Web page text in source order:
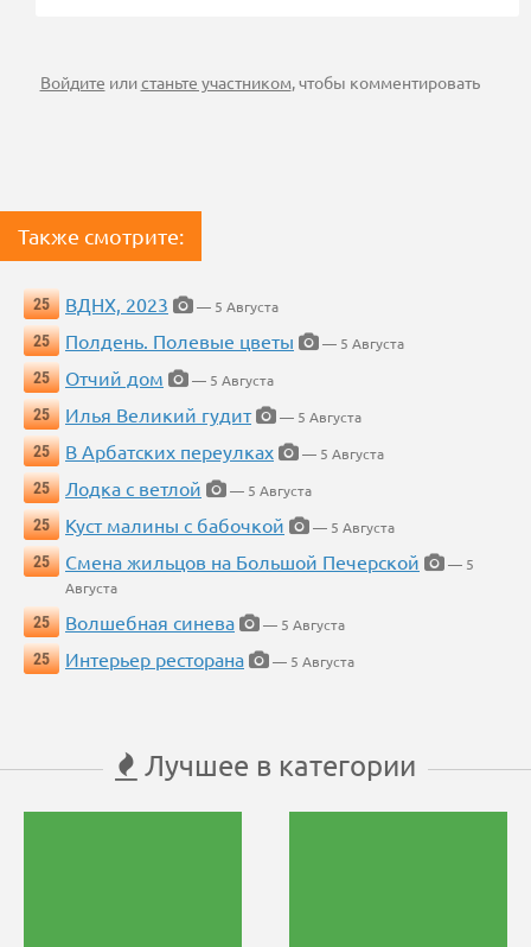
Войдите илистаньте участником, чтобы комментировать
Также смотрите:
25 ВДНХ, 2023
— 5 Августа
25
Полдень. Полевые цветы
— 5 Августа
25
Отчий дом
— 5 Августа
25
Илья Великий гудит
— 5 Августа
25
В Арбатских переулках
— 5 Августа
25
Лодка с ветлой
— 5 Августа
25
Куст малины с бабочкой
— 5 Августа
25
Смена жильцов на Большой Печерской
— 5
Августа
25
Волшебная синева
— 5 Августа
25
Интерьер ресторана — 5 Августа
Лучшее в категории